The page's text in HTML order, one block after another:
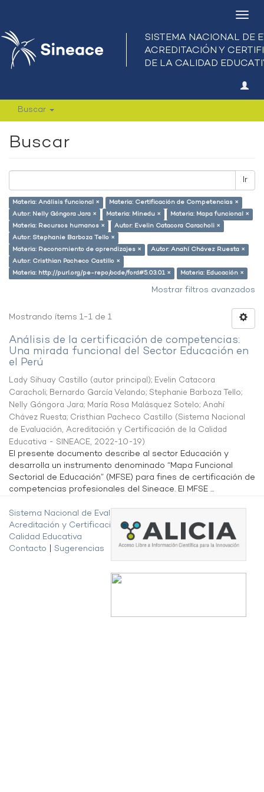
Buscar
Buscar
Ir
Materia: Análisis funcional ×
Materia: Certificación de Competencias ×
Autor: Nelly Góngora Jara ×
Materia: Minedu ×
Materia: Mapa funcional ×
Materia: Recursos humanos ×
Autor: Evelin Catacora Caracholi ×
Autor: Stephanie Barboza Tello ×
Materia: Reconomiento de aprendizajes ×
Autor: Anahí Chávez Ruesta ×
Autor: Cristhian Pacheco Castillo ×
Materia: http://purl.org/pe-repo/ocde/ford#5.03.01 ×
Materia: Educación ×
Mostrar filtros avanzados
Mostrando ítems 1-1 de 1
Análisis de la certificación de competencias:
Una mirada funcional del Sector Educación en
el Perú
Lady Sihuay Castillo (autor principal); Evelin Catacora
Caracholi; Bernardo García Velando; Stephanie Barboza Tello;
Nelly Góngora Jara; María Rosa Malásquez Sotelo; Anahí
Chávez Ruesta; Cristhian Pacheco Castillo (Sistema Nacional
de Evaluación, Acreditación y Certificación de la Calidad
Educativa - SINEACE, 2022-10-19)
El presente documento describe al sector Educación y
desarrolla un instrumento denominado “Mapa Funcional
Sectorial de Educación” (MFSE) para fines de certificación de
competencias profesionales del Sineace. El MFSE ...
Sistema Nacional de Evaluación,
Acreditación y Certificación de la
Calidad Educativa
Contacto
Sugerencias